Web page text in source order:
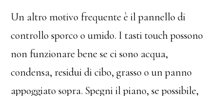
Un altro motivo frequente è il pannello di
controllo sporco o umido. I tasti touch possono
non funzionare bene se ci sono acqua,
condensa, residui di cibo, grasso o un panno
appoggiato sopra. Spegni il piano, se possibile,